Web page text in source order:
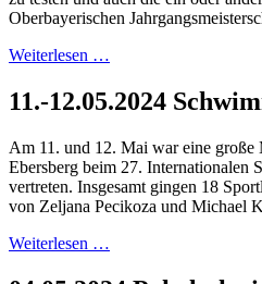
Oberbayerischen
Weiterlesen …
11.-12.05.2024
Am 11. und 12. Mai war eine
Ebersberg beim 27. Internationalen
vertreten. Insgesamt gingen 18
von Zeljana Pecikoza und Michael
Weiterlesen …